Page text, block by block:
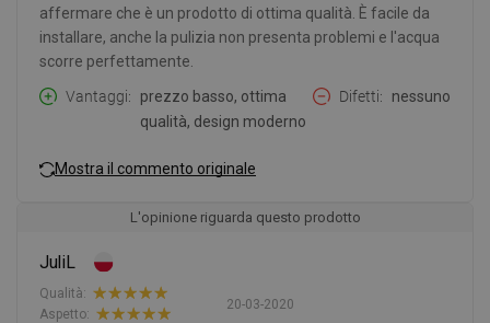
affermare che è un prodotto di ottima qualità. È facile da
installare, anche la pulizia non presenta problemi e l'acqua
scorre perfettamente.
Vantaggi
prezzo basso, ottima
qualità, design moderno
Difetti nessuno
Mostra il commento originale
L'opinione riguarda questo prodotto
JuliL
20-03-2020
Qualità:
Aspetto: